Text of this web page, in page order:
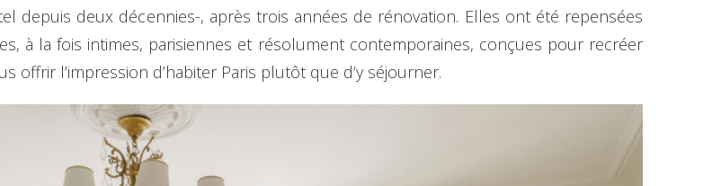
depuis deux décennies-, après trois années de rénovation. Elles ont été repensées
à la fois intimes, parisiennes et résolument contemporaines, conçues pour recréer
offrir l’impression d’habiter Paris plutôt que d’y séjourner.